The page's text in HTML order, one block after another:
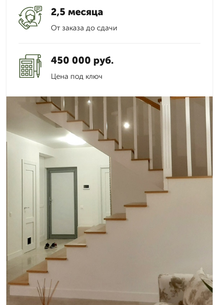
2,5 месяца
От заказа до сдачи
450 000 руб.
Цена под ключ